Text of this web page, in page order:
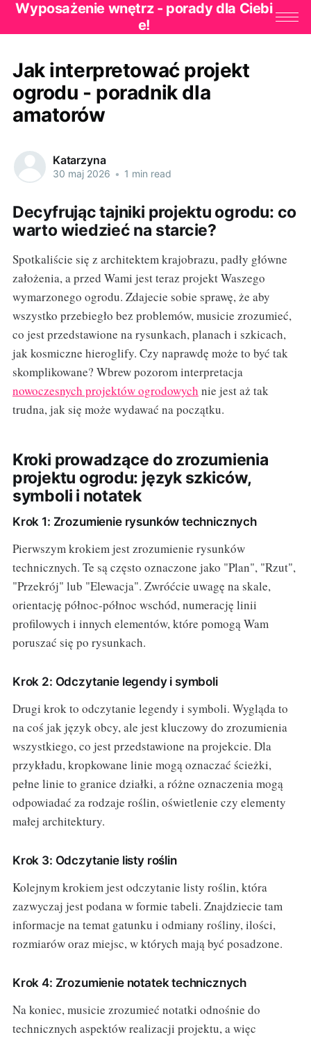
Wyposażenie wnętrz - porady dla Ciebi
e!
Jak interpretować projekt
ogrodu - poradnik dla
amatorów
Katarzyna
30 maj 2026 • 1 min read
Decyfrując tajniki projektu ogrodu: co
warto wiedzieć na starcie?
Spotkaliście się z architektem krajobrazu, padły główne
założenia, a przed Wami jest teraz projekt Waszego
wymarzonego ogrodu. Zdajecie sobie sprawę, że aby
wszystko przebiegło bez problemów, musicie zrozumieć,
co jest przedstawione na rysunkach, planach i szkicach,
jak kosmiczne hieroglify. Czy naprawdę może to być tak
skomplikowane? Wbrew pozorom interpretacja
nowoczesnych projektów ogrodowych nie jest aż tak
trudna, jak się może wydawać na początku.
Kroki prowadzące do zrozumienia
projektu ogrodu: język szkiców,
symboli i notatek
Krok 1: Zrozumienie rysunków technicznych
Pierwszym krokiem jest zrozumienie rysunków
technicznych. Te są często oznaczone jako "Plan", "Rzut",
"Przekrój" lub "Elewacja". Zwróćcie uwagę na skale,
orientację północ-północ wschód, numerację linii
profilowych i innych elementów, które pomogą Wam
poruszać się po rysunkach.
Krok 2: Odczytanie legendy i symboli
Drugi krok to odczytanie legendy i symboli. Wygląda to
na coś jak język obcy, ale jest kluczowy do zrozumienia
wszystkiego, co jest przedstawione na projekcie. Dla
przykładu, kropkowane linie mogą oznaczać ścieżki,
pełne linie to granice działki, a różne oznaczenia mogą
odpowiadać za rodzaje roślin, oświetlenie czy elementy
małej architektury.
Krok 3: Odczytanie listy roślin
Kolejnym krokiem jest odczytanie listy roślin, która
zazwyczaj jest podana w formie tabeli. Znajdziecie tam
informacje na temat gatunku i odmiany rośliny, ilości,
rozmiarów oraz miejsc, w których mają być posadzone.
Krok 4: Zrozumienie notatek technicznych
Na koniec, musicie zrozumieć notatki odnośnie do
technicznych aspektów realizacji projektu, a więc